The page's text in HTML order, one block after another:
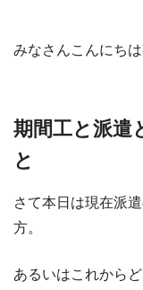
みなさんこんにち
期間工と派遣
と
さて本日は現在派
方。
あるいはこれから